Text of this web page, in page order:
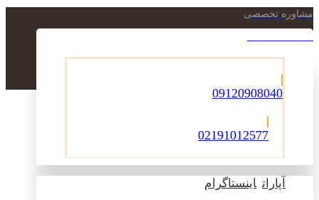
مشاوره تخصصی
09120908040
02191012577
آپارات اینستاگرام